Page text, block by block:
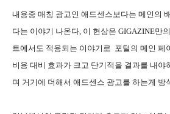
내용중 매칭 광고인 애드센스보다는 메인의
다는 이야기 나온다, 이 현상은 GIGAZINE만
트에서도 적용되는 이야기로 포털의 메인 페
비용 대비 효과가 크고 단기적을 결과를 내야
며 거기에 더해서 애드센스 광고를 하는게 방